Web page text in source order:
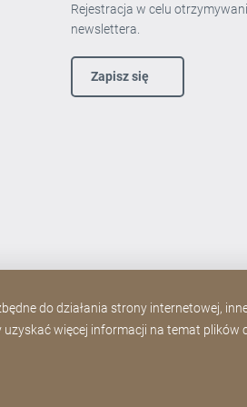
Rejestracja w celu
newslettera.
Zapisz się
do działania strony internetowej,
więcej informacji na temat plików